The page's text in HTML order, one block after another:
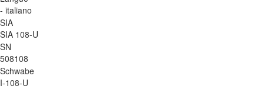
- italiano
SIA
SIA 108-U
SN
508108
Schwabe
I-108-U